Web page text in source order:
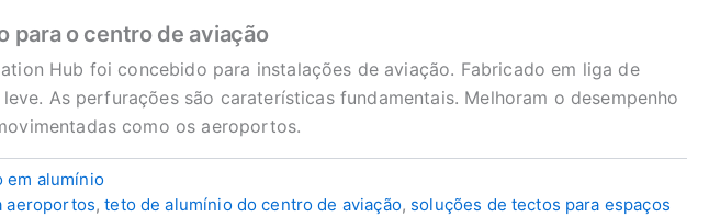
para o centro de aviação
Hub foi concebido para instalações de aviação. Fabricado em liga de
As perfurações são caraterísticas fundamentais. Melhoram o desempenho
como os aeroportos.
em alumínio
aeroportos,teto de alumínio do centro de aviação, soluções de tectos para espaços